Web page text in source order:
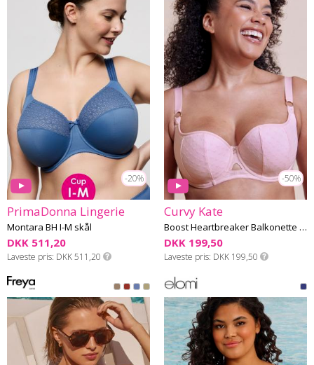
-20%
PrimaDonna Lingerie
Montara BH I-M skål
DKK 511,20
Laveste pris DKK 511,20
-50%
Curvy Kate
Boost Heartbreaker Balkonette BH G-L skål
DKK 199,50
Laveste pris DKK 199,50